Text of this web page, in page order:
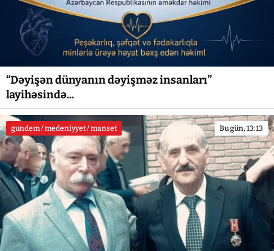
“Dəyişən dünyanın dəyişməz insanları”
layihəsində...
gundem / medeniyyet / manset Bu gün, 13:13